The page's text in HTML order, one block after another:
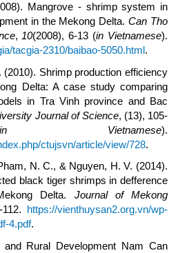
Mangrove - shrimp system in
in the Mekong Delta.Can Tho
, 10(2008), 6-13 (in Vietnamese).
tacgia-2310/baibao-5050.html.
Shrimp production efficiency
Delta: A case study comparing
in Tra Vinh province and Bac
Journal of Science, (13), 105-
in Vietnamese).
ctujsvn/article/view/728.
N. C., & Nguyen, H. V. (2014).
black tiger shrimps in defference
Delta. Journal of Mekong
https://vienthuysan2.org.vn/wp-
4.pdf.
and Rural Development Nam Can